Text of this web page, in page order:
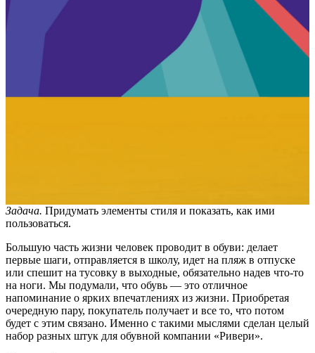
Задача. Придумать элементы стиля и показать, как ими
пользоваться.
Большую часть жизни человек проводит в обуви: делает
первые шаги, отправляется в школу, идет на пляж в отпуске
или спешит на тусовку в выходные, обязательно надев что-то
на ноги. Мы подумали, что обувь — это отличное
напоминание о ярких впечатлениях из жизни. Приобретая
очередную пару, покупатель получает и все то, что потом
будет с этим связано. Именно с такими мыслями сделан целый
набор разных штук для обувной компании «Ривери».